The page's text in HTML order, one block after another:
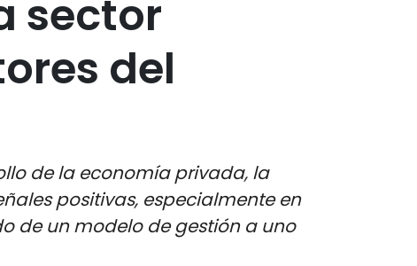
sector
del
de la economía privada, la
positivas, especialmente en
de un modelo de gestión a uno